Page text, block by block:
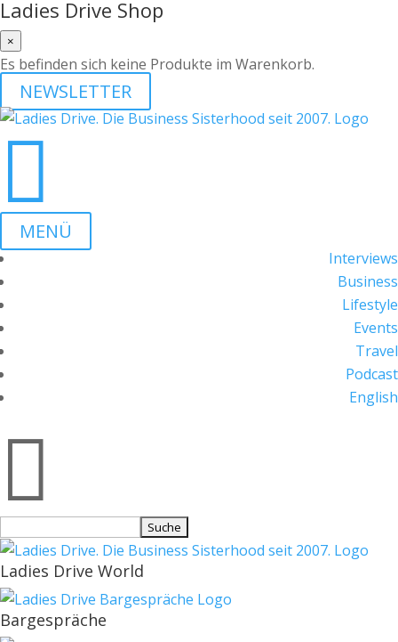
Ladies Drive Shop
×
Es befinden sich keine Produkte im Warenkorb.
NEWSLETTER

MENÜ
Interviews
Business
Lifestyle
Events
Travel
Podcast
English

nach:
Ladies Drive World
Bargespräche